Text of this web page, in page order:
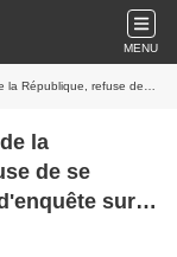
MENU
d'enquête sur le scandale des eaux minérales. Na!
la
de se
sur